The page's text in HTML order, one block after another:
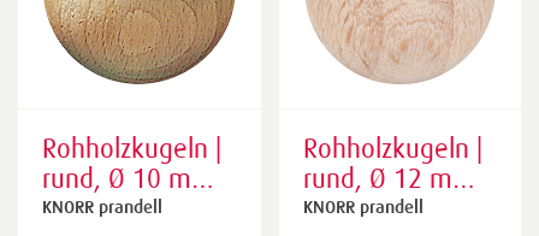
Rohholzkugeln |
rund, Ø 10 mm,
natur, 47 Stück
KNORR prandell
Rohholzkugeln |
rund, Ø 12 mm,
natur, 28 Stück
KNORR prandell